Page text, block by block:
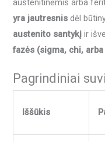
austenitinėmis arba
yra jautresnis dėl
austenito santykį ir
fazės (sigma, chi,
Pagrindiniai
Iššūkis